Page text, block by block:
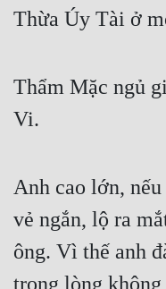
Đồng Nhân
Ngự Thú
Truyện Nữ
Vô Địch Lưu
Xây Dựng Thế Lực
Thừa Úy Tài ở
Thẩm Mặc ngủ
Vi.
Anh cao lớn,
vẻ ngắn, lộ ra
ông. Vì thế anh
trong lòng